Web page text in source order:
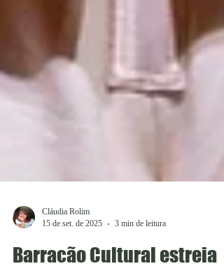
15 de set. de 2025
3 min de leitura